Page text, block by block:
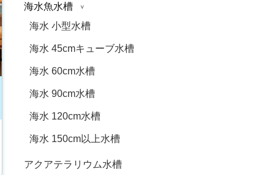
海水魚水槽
海水 小型水槽
海水 45cmキューブ水槽
海水 60cm水槽
海水 90cm水槽
海水 120cm水槽
海水 150cm以上水槽
アクアテラリウム水槽